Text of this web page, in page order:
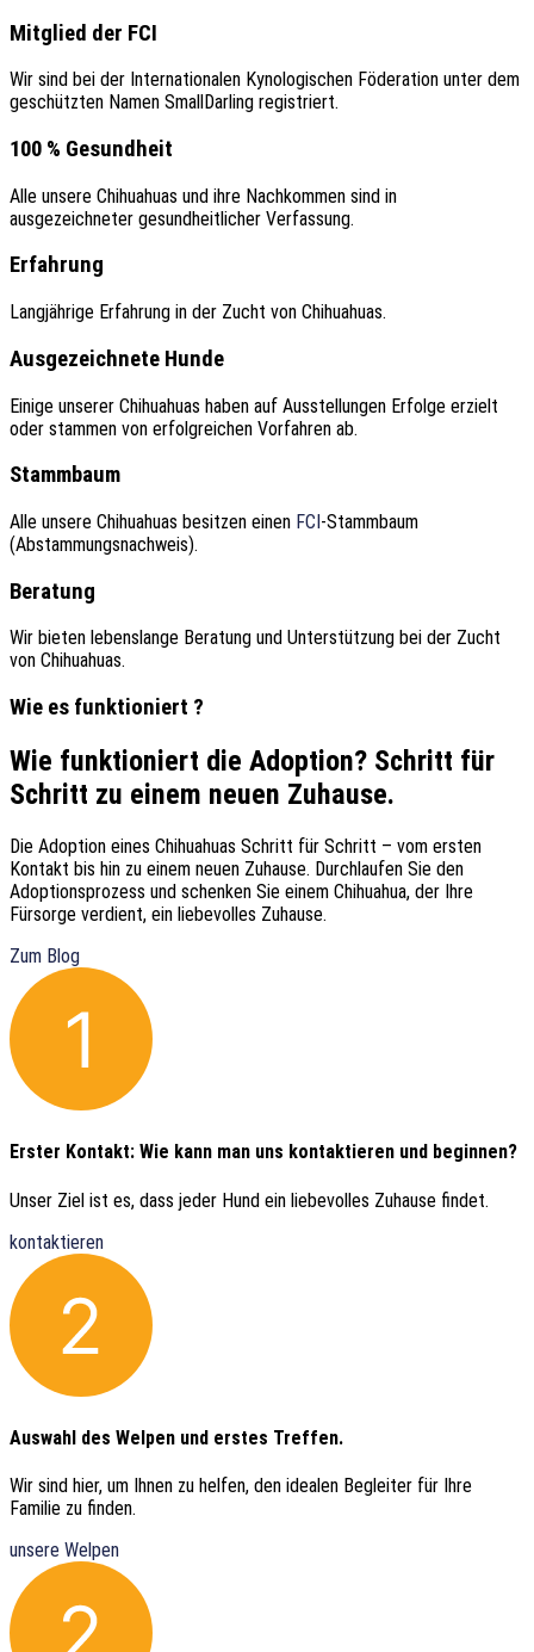
Mitglied der FCI
Wir sind bei der Internationalen Kynologischen Föderation unter dem
geschützten Namen SmallDarling registriert.
100 % Gesundheit
Alle unsere Chihuahuas und ihre Nachkommen sind in
ausgezeichneter gesundheitlicher Verfassung.
Erfahrung
Langjährige Erfahrung in der Zucht von Chihuahuas.
Ausgezeichnete Hunde
Einige unserer Chihuahuas haben auf Ausstellungen Erfolge erzielt
oder stammen von erfolgreichen Vorfahren ab.
Stammbaum
Alle unsere Chihuahuas besitzen einen FCI-Stammbaum
(Abstammungsnachweis).
Beratung
Wir bieten lebenslange Beratung und Unterstützung bei der Zucht
von Chihuahuas.
Wie es funktioniert ?
Wie funktioniert die Adoption? Schritt für
Schritt zu einem neuen Zuhause.
Die Adoption eines Chihuahuas Schritt für Schritt – vom ersten
Kontakt bis hin zu einem neuen Zuhause. Durchlaufen Sie den
Adoptionsprozess und schenken Sie einem Chihuahua, der Ihre
Fürsorge verdient, ein liebevolles Zuhause.
Zum Blog
Erster Kontakt: Wie kann man uns kontaktieren und beginnen?
Unser Ziel ist es, dass jeder Hund ein liebevolles Zuhause findet.
kontaktieren
Auswahl des Welpen und erstes Treffen.
Wir sind hier, um Ihnen zu helfen, den idealen Begleiter für Ihre
Familie zu finden.
unsere Welpen